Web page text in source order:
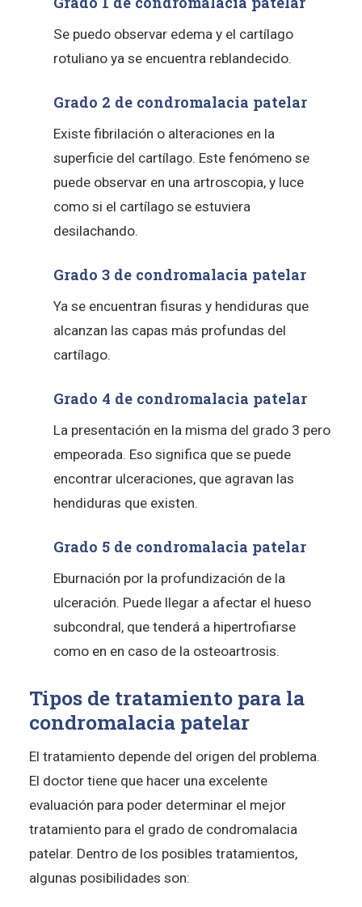
Se puedo observar edema y el cartílago
rotuliano ya se encuentra reblandecido.
Grado 2 de condromalacia patelar
Existe fibrilación o alteraciones en la
superficie del cartílago. Este fenómeno se
puede observar en una artroscopia, y luce
como si el cartílago se estuviera
desilachando.
Grado 3 de condromalacia patelar
Ya se encuentran fisuras y hendiduras que
alcanzan las capas más profundas del
cartílago.
Grado 4 de condromalacia patelar
La presentación en la misma del grado 3 pero
empeorada. Eso significa que se puede
encontrar ulceraciones, que agravan las
hendiduras que existen.
Grado 5 de condromalacia patelar
Eburnación por la profundización de la
ulceración. Puede llegar a afectar el hueso
subcondral, que tenderá a hipertrofiarse
como en en caso de la osteoartrosis.
Tipos de tratamiento para la
condromalacia patelar
El tratamiento depende del origen del problema.
El doctor tiene que hacer una excelente
evaluación para poder determinar el mejor
tratamiento para el grado de condromalacia
patelar. Dentro de los posibles tratamientos,
algunas posibilidades son: